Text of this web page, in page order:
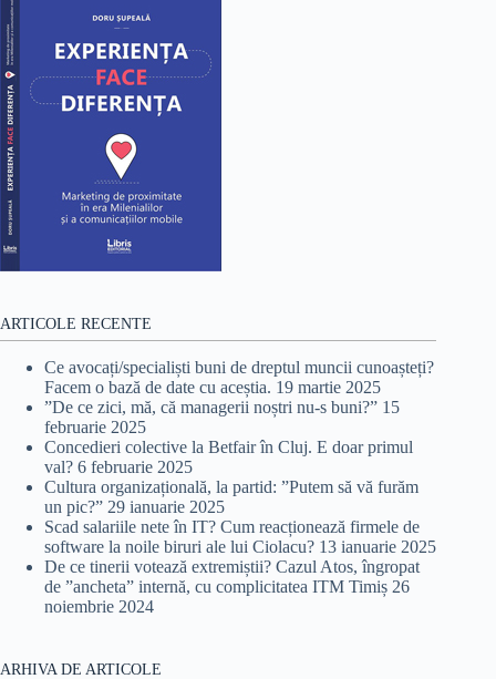
ARTICOLE RECENTE
Ce avocați/specialiști buni de dreptul muncii cunoașteți?
Facem o bază de date cu aceștia. 19 martie 2025
”De ce zici, mă, că managerii noștri nu-s buni?” 15
februarie 2025
Concedieri colective la Betfair în Cluj. E doar primul
val? 6 februarie 2025
Cultura organizațională, la partid: ”Putem să vă furăm
un pic?” 29 ianuarie 2025
Scad salariile nete în IT? Cum reacționează firmele de
software la noile biruri ale lui Ciolacu? 13 ianuarie 2025
De ce tinerii votează extremiștii? Cazul Atos, îngropat
de ”ancheta” internă, cu complicitatea ITM Timiș 26
noiembrie 2024
ARHIVA DE ARTICOLE